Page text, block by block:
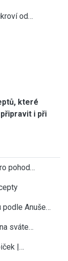
od…
které
i při
pohod…
podle Anuše…
sváte…
|…